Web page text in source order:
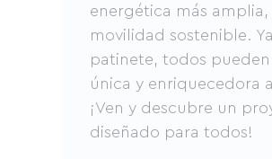
energética más
movilidad sostenible.
patinete, todos
única y enriquecedora
¡Ven y descubre un
diseñado para todos!